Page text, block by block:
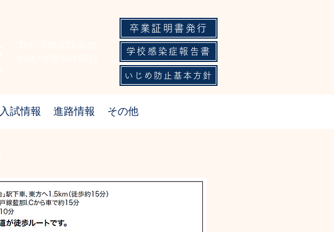
卒業証明書発行
学校感染症報告書
いじめ防止基本方針
入試情報 進路情報 その他